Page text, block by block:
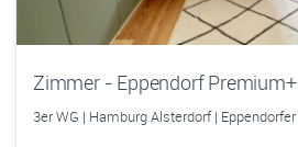
Zimmer - Eppendorf Premium+
3er WG | Hamburg Alsterdorf |